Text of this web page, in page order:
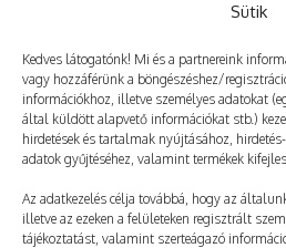
Sütik
Kedves látogatónk! Mi és a partnereink
vagy hozzáférünk a böngészéshez/
információkhoz, illetve személyes adatokat
által küldött alapvető információkat stb.)
hirdetések és tartalmak nyújtásához,
adatok gyűjtéséhez, valamint termékek
Az adatkezelés célja továbbá, hogy az
illetve az ezeken a felületeken regisztrált
tájékoztatást, valamint szerteágazó
film, robotika, angoltábor, fotós
Vélemény,
Az e-mail-címet nem tesszük
*karakterrel jelöltük